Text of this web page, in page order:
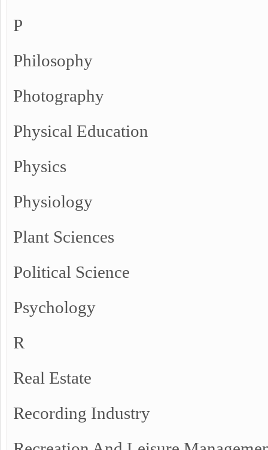
P
Philosophy
Photography
Physical Education
Physics
Physiology
Plant Sciences
Political Science
Psychology
R
Real Estate
Recording Industry